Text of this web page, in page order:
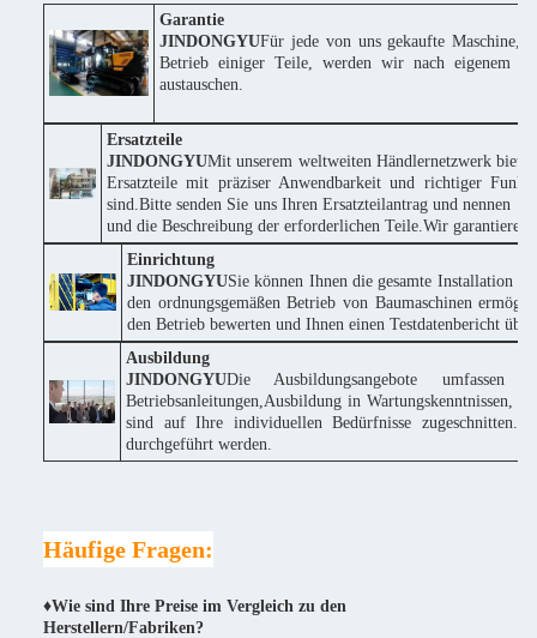
Garantie
JINDONGYUFür jede von uns gekaufte Maschine,
Betrieb einiger Teile, werden wir nach eigenem
austauschen.
Ersatzteile
JINDONGYUMit unserem weltweiten Händlernetzwerk
Ersatzteile mit präziser Anwendbarkeit und richtiger
sind.Bitte senden Sie uns Ihren Ersatzteilantrag und nennen
und die Beschreibung der erforderlichen Teile.Wir
Einrichtung
JINDONGYUSie können Ihnen die gesamte Installation
den ordnungsgemäßen Betrieb von Baumaschinen
den Betrieb bewerten und Ihnen einen Testdatenbericht
Ausbildung
JINDONGYUDie Ausbildungsangebote
Betriebsanleitungen,Ausbildung in Wartungskenntnissen,
sind auf Ihre individuellen Bedürfnisse
durchgeführt werden.
Häufige Fragen:
♦Wie sind Ihre Preise im Vergleich zu den
Herstellern/Fabriken?